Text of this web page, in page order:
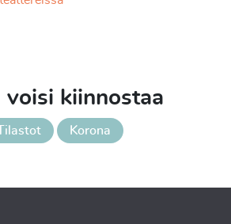
voisi kiinnostaa
Tilastot Korona